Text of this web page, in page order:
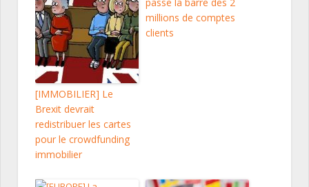
[IMMOBILIER] Le
Brexit devrait
redistribuer les cartes
pour le crowdfunding
immobilier
passe la barre des 2
millions de comptes
clients